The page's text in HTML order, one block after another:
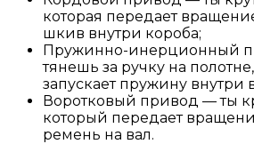
которая передает
шкив внутри короба;
Пружинно-инерционный
тянешь за ручку на
запускает пружину внутри
Воротковый привод — ты
который передает
ремень на вал.